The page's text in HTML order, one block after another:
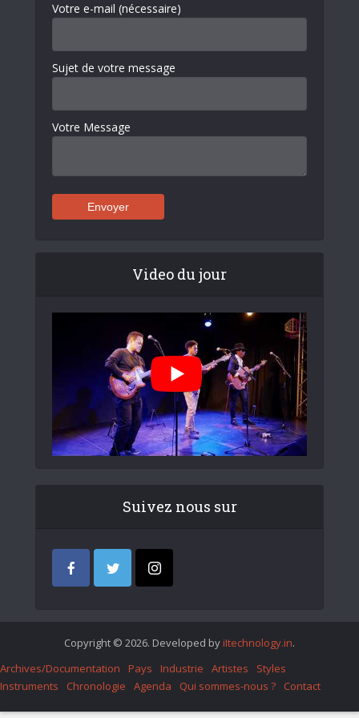
Votre e-mail (nécessaire)
Sujet de votre message
Votre Message
Video du jour
Suivez nous sur
Copyright © 2026. Developed by iItechnology.in.
Archives/Documentation
Pays Industrie Artistes
Styles
Instruments
Chronologie Agenda Qui sommes-nous ? Contact